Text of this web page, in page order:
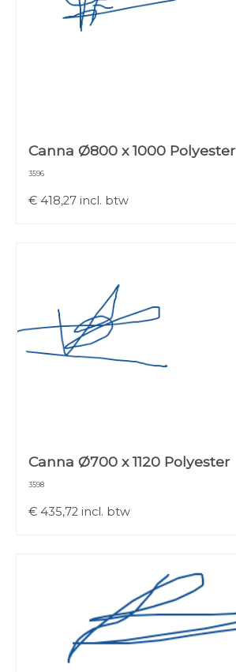
Canna Ø800 x 1000 Polyester
3596
€ 418,27 incl. btw
Canna Ø700 x 1120 Polyester
3598
€ 435,72 incl. btw